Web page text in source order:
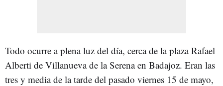
Todo ocurre a plena luz del día, cerca de la plaza Rafael
Alberti de Villanueva de la Serena en Badajoz. Eran las
tres y media de la tarde del pasado viernes 15 de mayo,